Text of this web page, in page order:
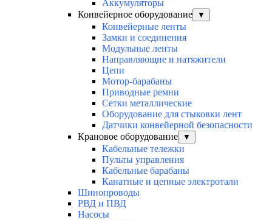
Аккумуляторы
Конвейерное оборудование
▼
Конвейерные ленты
Замки и соединения
Модульные ленты
Направляющие и натяжители
Цепи
Мотор-барабаны
Приводные ремни
Сетки металлические
Оборудование для стыковки лент
Датчики конвейерной безопасности
Крановое оборудование
▼
Кабельные тележки
Пульты управления
Кабельные барабаны
Канатные и цепные электротали
Шинопроводы
РВД и ПВД
Насосы